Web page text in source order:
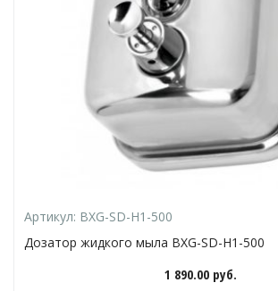
Артикул: BXG-SD-H1-500
Дозатор жидкого мыла BXG-SD-H1-500
1 890.00 руб.